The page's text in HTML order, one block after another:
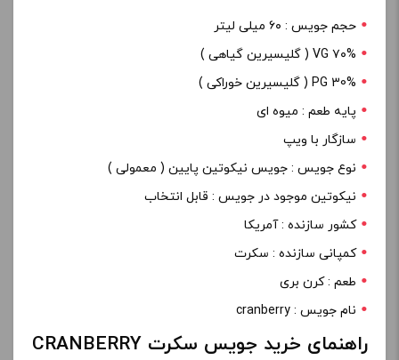
حجم جویس : ۶۰ میلی لیتر
۷۰% VG ( گلیسیرین گیاهی )
PG 30% ( گلیسیرین خوراکی )
پایه طعم : میوه ای
سازگار با ویپ
نوع جویس : جویس نیکوتین پایین ( معمولی )
نیکوتین موجود در جویس : قابل انتخاب
کشور سازنده : آمریکا
کمپانی سازنده : سکرت
طعم : کرن بری
نام جویس : cranberry
راهنمای خرید جویس سکرت CRANBERRY